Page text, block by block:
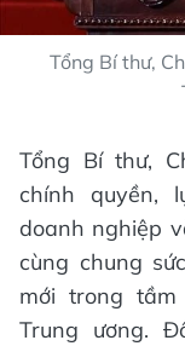
Tổng Bí thư,
Tổng Bí thư,
chính quyền,
doanh nghiệp
cùng chung
mới trong
Trung ương.